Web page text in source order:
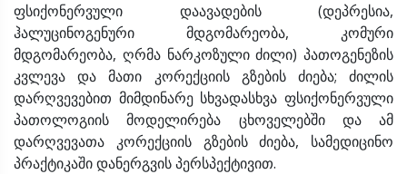
ფსიქონერვული დაავადების (დეპრესია,
ჰალუცინოგენური მდგომარეობა, კომური
მდგომარეობა, ღრმა ნარკოზული ძილი) პათოგენეზის
კვლევა და მათი კორექციის გზების ძიება; ძილის
დარღვევებით მიმდინარე სხვადასხვა ფსიქონერვული
პათოლოგიის მოდელირება ცხოველებში და ამ
დარღვევათა კორექციის გზების ძიება, სამედიცინო
პრაქტიკაში დანერგვის პერსპექტივით.